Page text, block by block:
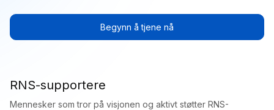
Begynn å tjene nå
RNS-supportere
Mennesker som tror på visjonen og aktivt støtter RNS-